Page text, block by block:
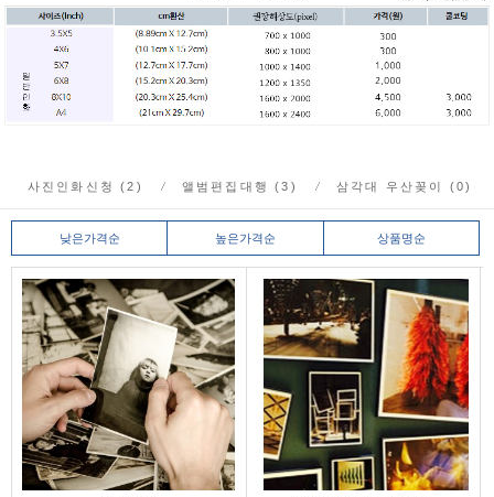
사진인화신청 (2) 앨범편집대행 (3) 삼각대 우산꽂이 (0)
낮은가격순 높은가격순 상품명순